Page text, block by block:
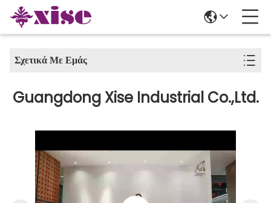
Σχετικά Με Εμάς
Guangdong Xise Industrial Co.,Ltd.